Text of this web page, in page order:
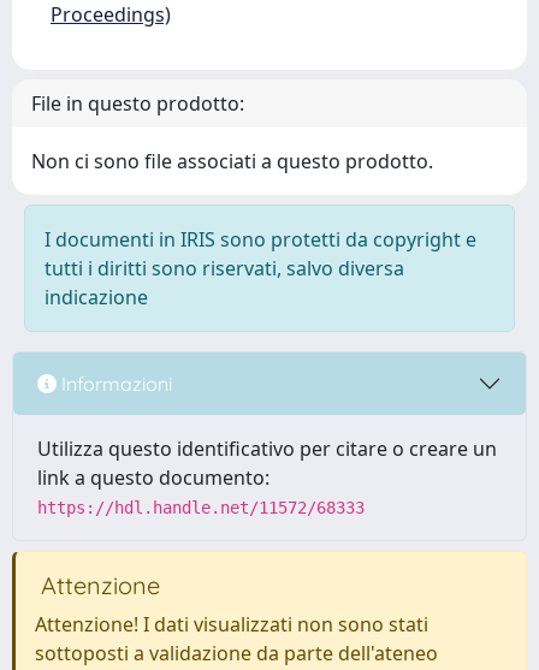
Proceedings)
File in questo prodotto:
Non ci sono file associati a questo prodotto.
I documenti in IRIS sono protetti da copyright e
tutti i diritti sono riservati, salvo diversa
indicazione
Informazioni
Utilizza questo identificativo per citare o creare un
link a questo documento:
https://hdl.handle.net/11572/68333
Attenzione
Attenzione! I dati visualizzati non sono stati
sottoposti a validazione da parte dell'ateneo